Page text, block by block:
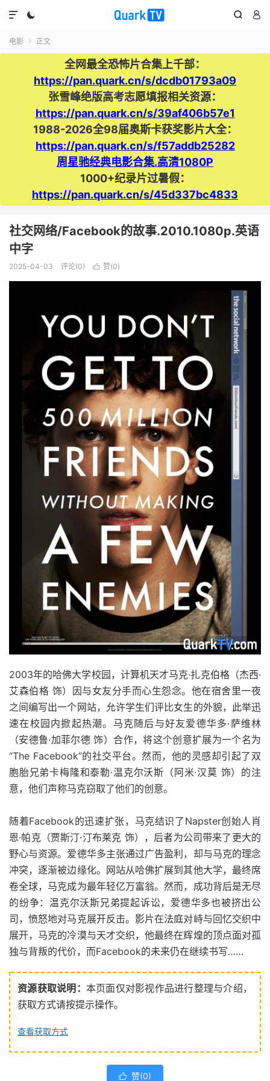
  

电影  正文
全网最全恐怖片合集上千部：
https://pan.quark.cn/s/dcdb01793a09
张雪峰绝版高考志愿填报相关资源：
https://pan.quark.cn/s/39af406b57e1
1988-2026全98届奥斯卡获奖影片大全：
https://pan.quark.cn/s/f57addb25282
周星驰经典电影合集.高清1080P
1000+纪录片过暑假：
https://pan.quark.cn/s/45d337bc4833
社交网络/Facebook的故事.2010.1080p.英语
中字
2025-04-03 评论(0)  赞(0)
2003年的哈佛大学校园，计算机天才马克·扎克伯格（杰西·
艾森伯格 饰）因与女友分手而心生怨念。他在宿舍里一夜
之间编写出一个网站，允许学生们评比女生的外貌，此举迅
速在校园内掀起热潮。马克随后与好友爱德华多·萨维林
（安德鲁·加菲尔德 饰）合作，将这个创意扩展为一个名为
“The Facebook”的社交平台。然而，他的灵感却引起了双
胞胎兄弟卡梅隆和泰勒·温克尔沃斯（阿米·汉莫 饰）的注
意，他们声称马克窃取了他们的创意。
随着Facebook的迅速扩张，马克结识了Napster创始人肖
恩·帕克（贾斯汀·汀布莱克 饰），后者为公司带来了更大的
野心与资源。爱德华多主张通过广告盈利，却与马克的理念
冲突，逐渐被边缘化。网站从哈佛扩展到其他大学，最终席
卷全球，马克成为最年轻亿万富翁。然而，成功背后是无尽
的纷争：温克尔沃斯兄弟提起诉讼，爱德华多也被挤出公
司，愤怒地对马克展开反击。影片在法庭对峙与回忆交织中
展开，马克的冷漠与天才交织，他最终在辉煌的顶点面对孤
独与背叛的代价，而Facebook的未来仍在继续书写……
资源获取说明： 本页面仅对影视作品进行整理与介绍，
获取方式请按提示操作。
查看获取方式
 赞(0)